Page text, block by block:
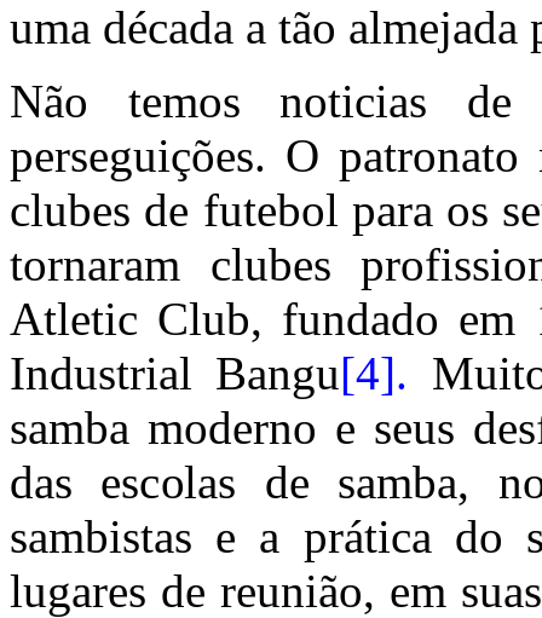
uma década a tão almejada
Não temos noticias
perseguições. O
clubes de futebol para os
tornaram clubes
Atletic Club, fundado em
Industrial Bangu[4].
samba moderno e seus
das escolas de samba,
sambistas e a prática do
lugares de reunião, em